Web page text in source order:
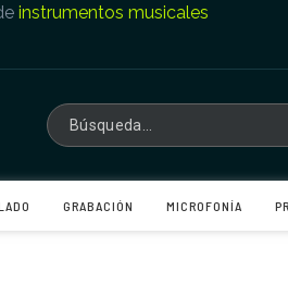
instrumentos musicales
GRABACIÓN MICROFONÍA